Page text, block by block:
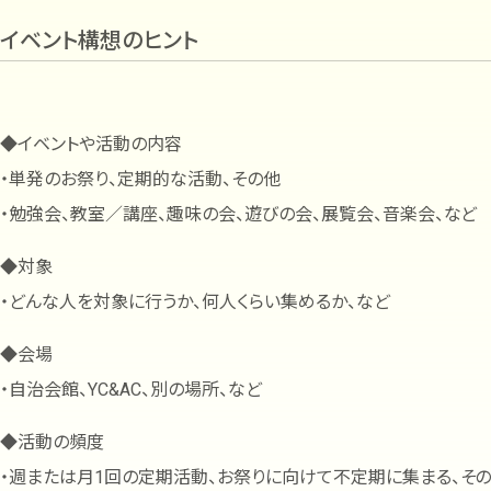
イベント構想のヒント
◆イベントや活動の内容
・単発のお祭り、定期的な活動、その他
・勉強会、教室／講座、趣味の会、遊びの会、展覧会、音楽会、など
◆対象
・どんな人を対象に行うか、何人くらい集めるか、など
◆会場
・自治会館、YC&AC、別の場所、など
◆活動の頻度
・週または月1回の定期活動、お祭りに向けて不定期に集まる、そ